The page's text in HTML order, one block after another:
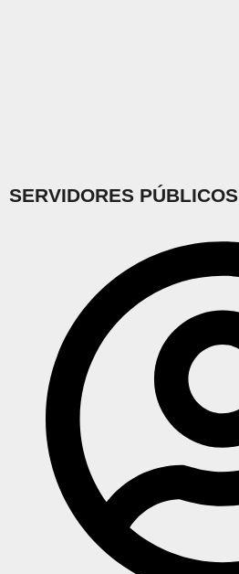
SERVIDORES PÚBLICOS